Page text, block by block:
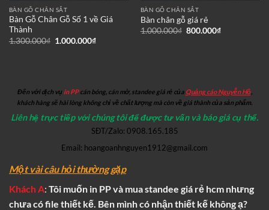
BÀN GỖ CHÂN SẮT
Bàn Gỗ Chân Gỗ Số 1 về Giá
Thành
1.300.000₫ Giá
1.000.000₫Giá
BÀN GỖ CHÂN SẮT
Bàn chân gỗ giá rẻ
1.000.000₫ Giá
800.000₫Giá
Đến với dịch vụ in PPcán bóng, cán mờ, standee giá rẻ của Quảng cáo Nguyễn Hồ,
khách hàng sẽ hài lòng không chỉ về chất lượng mà còn về giá thành của sản phẩm.
Liên hệ trực tiếp với chúng tôi để được tư vấn và báo giá cụ thể.
SĐT/Zalo: 0908.165.185
Email: hoangoanhnguyen1912@gmail.com
Một vài câu hỏi thường gặp
Khách A: Tôi muốn in PPvà mua standee giá rẻ hcm nhưng
chưa có file thiết kế. Bên mình có nhận thiết kế không ạ?